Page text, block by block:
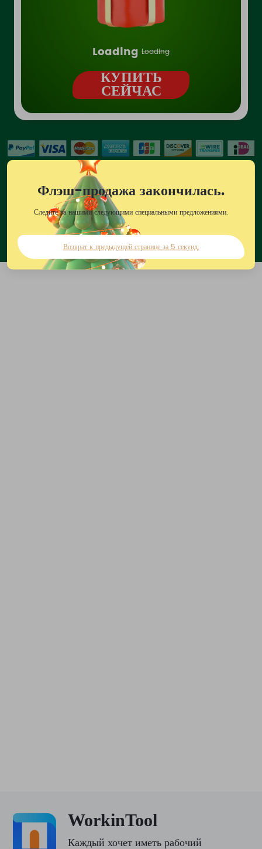
Loading Loading
КУПИТЬ
СЕЙЧАС
7-14 дней возврата денег
100% безопасное шифрование платежей
Мгновенная доставка по
электронной почте
Техническая и торговая
поддержка 24/5
WorkinTool
Каждый хочет иметь рабочий
Флэш-продажа закончилась.
Следите за нашими следующими специальными предложениями.
Возврат к предыдущей странице за 5 секунд.